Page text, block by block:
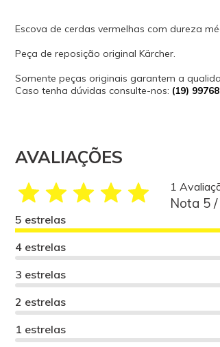
Escova de cerdas vermelhas com dureza
Peça de reposição original Kärcher.
Somente peças originais garantem a
Caso tenha dúvidas consulte-nos: (19)
AVALIAÇÕES
1
Nota 5
5 estrelas
4 estrelas
3 estrelas
2 estrelas
1 estrelas